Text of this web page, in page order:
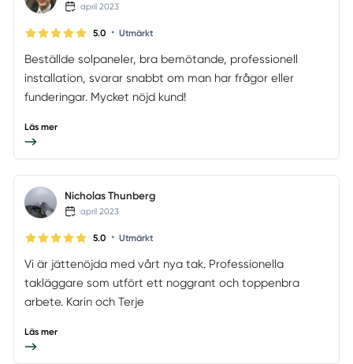
april 2023
5.0 • Utmärkt
Beställde solpaneler, bra bemötande, professionell
installation, svarar snabbt om man har frågor eller
funderingar. Mycket nöjd kund!
Läs mer
Nicholas Thunberg
april 2023
5.0 • Utmärkt
Vi är jättenöjda med vårt nya tak. Professionella
takläggare som utfört ett noggrant och toppenbra
arbete. Karin och Terje
Läs mer